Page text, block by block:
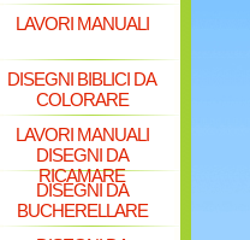
LAVORI MANUALI
DISEGNI BIBLICI DA
COLORARE
LAVORI MANUALI
DISEGNI DA
RICAMARE
DISEGNI DA
BUCHERELLARE